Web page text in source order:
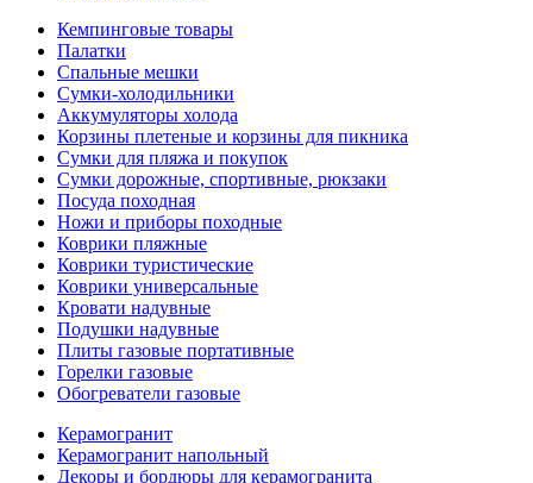
Кемпинговые товары
Палатки
Спальные мешки
Сумки-холодильники
Аккумуляторы холода
Корзины плетеные и корзины для пикника
Сумки для пляжа и покупок
Сумки дорожные, спортивные, рюкзаки
Посуда походная
Ножи и приборы походные
Коврики пляжные
Коврики туристические
Коврики универсальные
Кровати надувные
Подушки надувные
Плиты газовые портативные
Горелки газовые
Обогреватели газовые
Керамогранит
Керамогранит напольный
Декоры и бордюры для керамогранита